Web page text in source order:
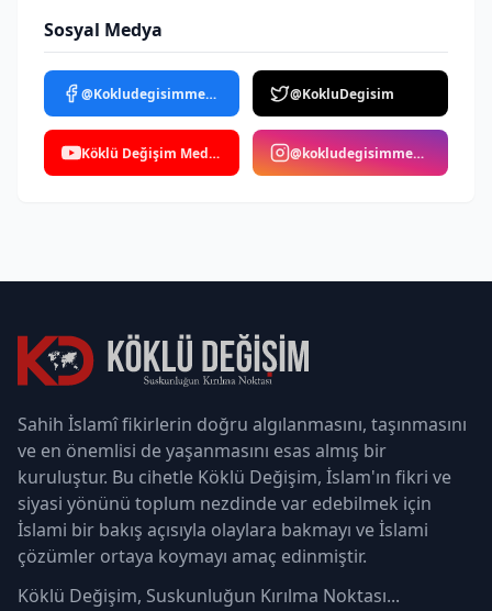
Sosyal Medya
@Kokludegisimmedya @KokluDegisim
Köklü Değişim Medya @kokludegisimmedya
Sahih İslamî fikirlerin doğru algılanmasını, taşınmasını
ve en önemlisi de yaşanmasını esas almış bir
kuruluştur. Bu cihetle Köklü Değişim, İslam'ın fikri ve
siyasi yönünü toplum nezdinde var edebilmek için
İslami bir bakış açısıyla olaylara bakmayı ve İslami
çözümler ortaya koymayı amaç edinmiştir.
Köklü Değişim, Suskunluğun Kırılma Noktası...